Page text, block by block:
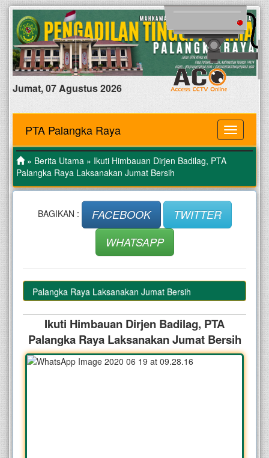
Jumat, 07 Agustus 2026
MENU
PTA Palangka Raya
» Berita Utama » Ikuti Himbauan Dirjen Badilag, PTA
Palangka Raya Laksanakan Jumat Bersih
BAGIKAN : FACEBOOK
TWITTER
WHATSAPP
Palangka Raya Laksanakan Jumat Bersih
Ikuti Himbauan Dirjen Badilag, PTA
Palangka Raya Laksanakan Jumat Bersih